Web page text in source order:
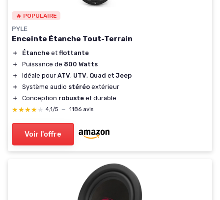
🔥 POPULAIRE
PYLE
Enceinte Étanche Tout-Terrain
＋ Étanche et flottante
＋
Puissance de 800 Watts
＋
Idéale pour ATV, UTV, Quad et Jeep
＋
Système audio stéréo extérieur
＋
Conception robuste et durable
★★★★★
★★★★★ 4,1/5 — 1186 avis
Voir l'offre